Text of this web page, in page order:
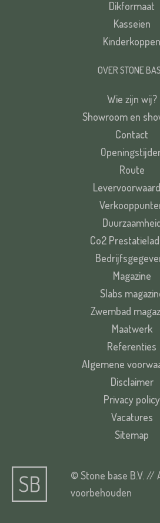
Dikformaat
Kasseien
Kinderkoppen
OVER STONE
Wie zijn wij?
Showroom en
Contact
Route
Co2
Magazine
Slabs
Zwembad
Maatwerk
Referenties
Algemene
Disclaimer
Privacy policy
Vacatures
Sitemap
© Stone base B.V. //
voorbehouden